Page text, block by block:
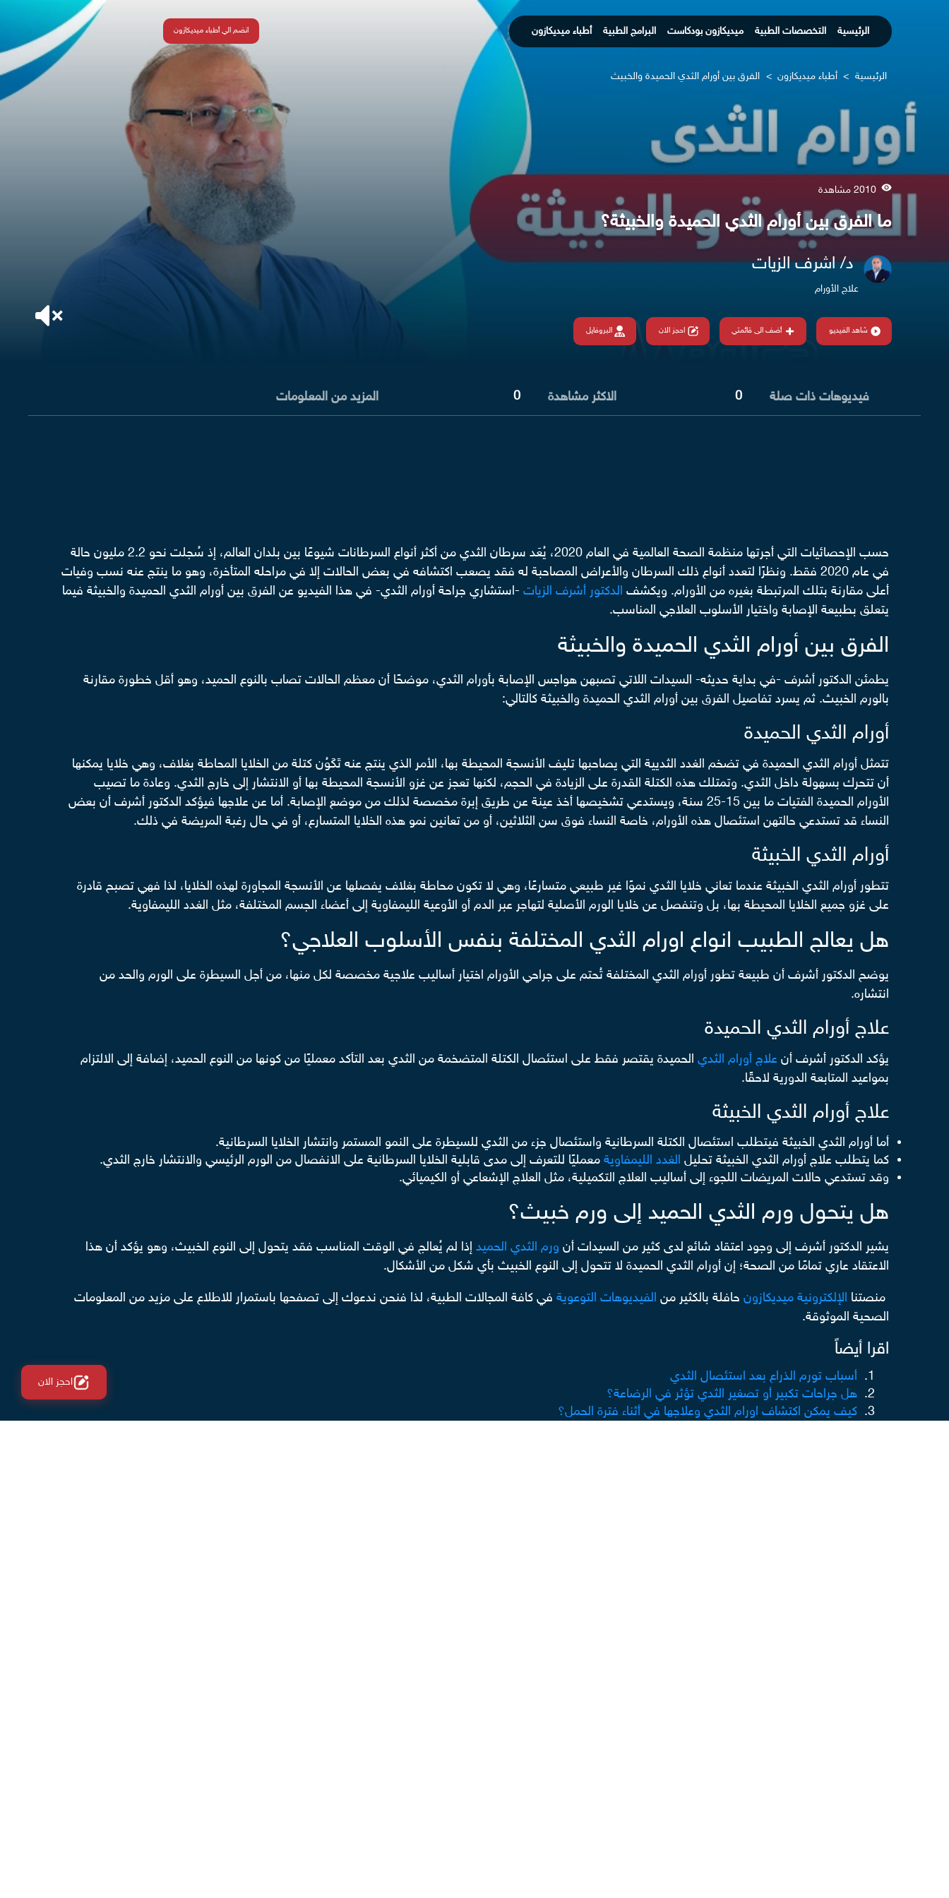
انضم الي أطباء ميديكازون الرئيسية التخصصات الطبية ميديكازون بودكاست البرامج الطبية أطباء ميديكازون
الرئيسية > أطباء ميديكازون > الفرق بين أورام الثدي الحميدة والخبيث
2010 مشاهدة
ما الفرق بين أورام الثدي الحميدة والخبيثة؟
د/ اشرف الزيات
علاج الأورام
شاهد الفيديو أضف الى قائمتي احجز الان البروفايل
فيديوهات ذات صلة 0 الاكثر مشاهدة 0 المزيد من المعلومات
حسب الإحصائيات التي أجرتها منظمة الصحة العالمية في العام 2020، يُعَد سرطان الثدي من أكثر أنواع السرطانات شيوعًا بين بلدان العالم، إذ سُجلت نحو 2.2 مليون حالة
في عام 2020 فقط. ونظرًا لتعدد أنواع ذلك السرطان والأعراض المصاحبة له فقد يصعب اكتشافه في بعض الحالات إلا في مراحله المتأخرة، وهو ما ينتج عنه نسب وفيات
أعلى مقارنة بتلك المرتبطة بغيره من الأورام. ويكشف الدكتور أشرف الزيات-استشاري جراحة أورام الثدي- في هذا الفيديو عن الفرق بين أورام الثدي الحميدة والخبيثة فيما
يتعلق بطبيعة الإصابة واختيار الأسلوب العلاجي المناسب.
الفرق بين أورام الثدي الحميدة والخبيثة
يطمئن الدكتور أشرف -في بداية حديثه- السيدات اللاتي تصبهن هواجس الإصابة بأورام الثدي، موضحًا أن معظم الحالات تصاب بالنوع الحميد، وهو أقل خطورة مقارنة
بالورم الخبيث. ثم يسرد تفاصيل الفرق بين أورام الثدي الحميدة والخبيثة كالتالي:
أورام الثدي الحميدة
تتمثل أورام الثدي الحميدة في تضخم الغدد الثديية التي يصاحبها تليف الأنسجة المحيطة بها، الأمر الذي ينتج عنه تَكَوُن كتلة من الخلايا المحاطة بغلاف، وهي خلايا يمكنها
أن تتحرك بسهولة داخل الثدي. وتمتلك هذه الكتلة القدرة على الزيادة في الحجم، لكنها تعجز عن غزو الأنسجة المحيطة بها أو الانتشار إلى خارج الثدي. وعادة ما تصيب
الأورام الحميدة الفتيات ما بين 15-25 سنة، ويستدعي تشخيصها أخذ عينة عن طريق إبرة مخصصة لذلك من موضع الإصابة. أما عن علاجها فيؤكد الدكتور أشرف أن بعض
النساء قد تستدعي حالتهن استئصال هذه الأورام، خاصة النساء فوق سن الثلاثين، أو من تعانين نمو هذه الخلايا المتسارع، أو في حال رغبة المريضة في ذلك.
أورام الثدي الخبيثة
تتطور أورام الثدي الخبيثة عندما تعاني خلايا الثدي نموًا غير طبيعي متسارعًا، وهي لا تكون محاطة بغلاف يفصلها عن الأنسجة المجاورة لهذه الخلايا، لذا فهي تصبح قادرة
على غزو جميع الخلايا المحيطة بها، بل وتنفصل عن خلايا الورم الأصلية لتهاجر عبر الدم أو الأوعية الليمفاوية إلى أعضاء الجسم المختلفة، مثل الغدد الليمفاوية.
هل يعالج الطبيب انواع اورام الثدي المختلفة بنفس الأسلوب العلاجي؟
يوضح الدكتور أشرف أن طبيعة تطور أورام الثدي المختلفة تُحتم على جراحي الأورام اختيار أساليب علاجية مخصصة لكل منها، من أجل السيطرة على الورم والحد من
انتشاره.
علاج أورام الثدي الحميدة
يؤكد الدكتور أشرف أن علاج أورام الثديالحميدة يقتصر فقط على استئصال الكتلة المتضخمة من الثدي بعد التأكد معمليًا من كونها من النوع الحميد، إضافة إلى الالتزام
بمواعيد المتابعة الدورية لاحقًا.
علاج أورام الثدي الخبيثة
أما أورام الثدي الخبيثة فيتطلب استئصال الكتلة السرطانية واستئصال جزء من الثدي للسيطرة على النمو المستمر وانتشار الخلايا السرطانية.
كما يتطلب علاج أورام الثدي الخبيثة تحليل الغدد الليمفاويةمعمليًا للتعرف إلى مدى قابلية الخلايا السرطانية على الانفصال من الورم الرئيسي والانتشار خارج الثدي.
وقد تستدعي حالات المريضات اللجوء إلى أساليب العلاج التكميلية، مثل العلاج الإشعاعي أو الكيميائي.
هل يتحول ورم الثدي الحميد إلى ورم خبيث؟
يشير الدكتور أشرف إلى وجود اعتقاد شائع لدى كثير من السيدات أنورم الثدي الحميدإذا لم يُعالج في الوقت المناسب فقد يتحول إلى النوع الخبيث، وهو يؤكد أن هذا
الاعتقاد عاري تمامًا من الصحة؛ إن أورام الثدي الحميدة لا تتحول إلى النوع الخبيث بأي شكل من الأشكال.
منصتنا الإلكترونية ميديكازونحافلة بالكثير من الفيديوهات التوعويةفي كافة المجالات الطبية، لذا فنحن ندعوك إلى تصفحها باستمرار للاطلاع على مزيد من المعلومات
الصحية الموثوقة.
اقرا أيضاً
أسباب تورم الذراع بعد استئصال الثدي
هل جراحات تكبير أو تصغير الثدي تؤثر في الرضاعة؟
كيف يمكن اكتشاف اورام الثدي وعلاجها في أثناء فترة الحمل؟
احجز الان